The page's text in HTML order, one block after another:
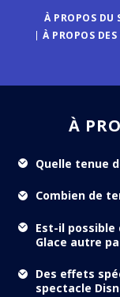
À PROPOS DU
À PROPOS
À
Quelle tenue
Combien de
Est-il possible
Glace autre
Des effets
spectacle